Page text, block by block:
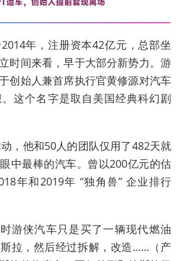
年，注册资本42亿元，总部坐
时间来看，早于大部分新势力。游
创始人兼首席执行官黄修源对汽车
这个名字是取自美国经典科幻剧
，他和50人的团队仅用了482天就
中最棒的汽车。曾以200亿元的估
年和2019年 “独角兽” 企业排行
游侠汽车只是买了一辆现代燃油
拉，然后经过拆解，改造……（产